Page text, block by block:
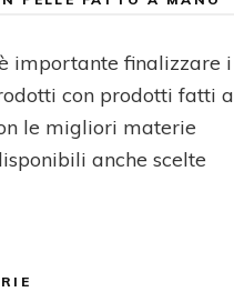
importante finalizzare i
con prodotti fatti a
le migliori materie
anche scelte